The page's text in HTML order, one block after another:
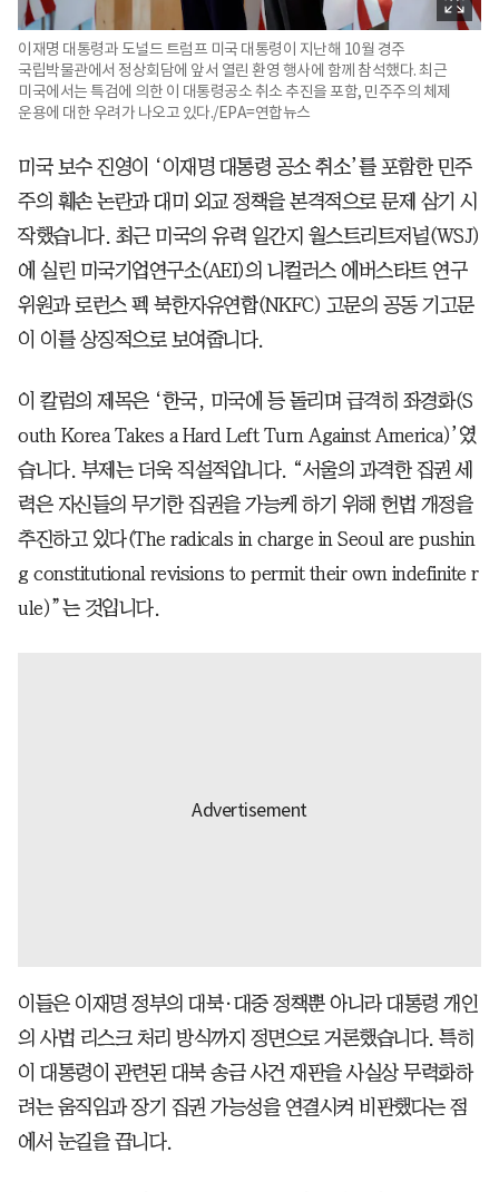
이재명 대통령과 도널드 트럼프 미국 대통령이 지난해 10월 경주
국립박물관에서 정상회담에 앞서 열린 환영 행사에 함께 참석했다. 최근
미국에서는 특검에 의한 이 대통령공소 취소 추진을 포함, 민주주의 체제
운용에 대한 우려가 나오고 있다./EPA=연합뉴스
미국 보수 진영이 ‘이재명 대통령 공소 취소’를 포함한 민주
주의 훼손 논란과 대미 외교 정책을 본격적으로 문제 삼기 시
작했습니다. 최근 미국의 유력 일간지 월스트리트저널(WSJ)
에 실린 미국기업연구소(AEI)의 니컬러스 에버스타트 연구
위원과 로런스 펙 북한자유연합(NKFC) 고문의 공동 기고문
이 이를 상징적으로 보여줍니다.
이 칼럼의 제목은 ‘한국, 미국에 등 돌리며 급격히 좌경화(S
outh Korea Takes a Hard Left Turn Against America)’였
습니다. 부제는 더욱 직설적입니다. “서울의 과격한 집권 세
력은 자신들의 무기한 집권을 가능케 하기 위해 헌법 개정을
추진하고 있다(The radicals in charge in Seoul are pushin
g constitutional revisions to permit their own indefinite r
ule)”는 것입니다.
이들은 이재명 정부의 대북·대중 정책뿐 아니라 대통령 개인
의 사법 리스크 처리 방식까지 정면으로 거론했습니다. 특히
이 대통령이 관련된 대북 송금 사건 재판을 사실상 무력화하
려는 움직임과 장기 집권 가능성을 연결시켜 비판했다는 점
에서 눈길을 끕니다.